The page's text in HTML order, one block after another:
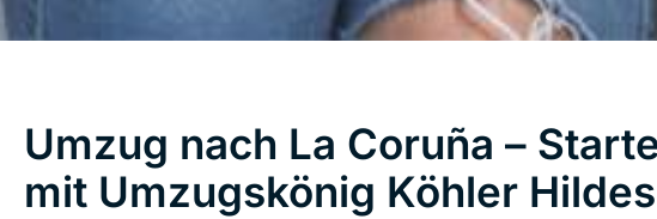
Umzug nach La Coruña –
mit Umzugskönig Köhler